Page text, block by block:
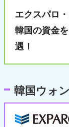
エクスパロ
韓国の資金を
遇！
韓国ウォ